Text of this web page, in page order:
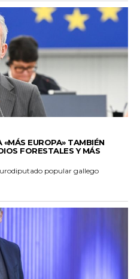
EUROPA» TAMBIÉN
FORESTALES Y MÁS
popular gallego